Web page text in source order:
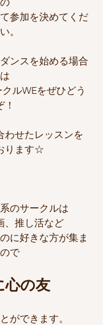
参加を決めてくだ
。
ンスを始める場合
は
ルWEをぜひどう
！
わせたレッスンを
ります☆
のサークルは
、推し活など
に好きな方が集ま
で
心の友
ができます。